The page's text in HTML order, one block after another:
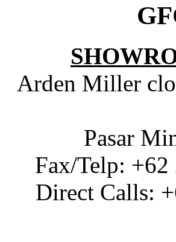
Arden Miller
Pasar
Fax/Telp:
Direct Calls: